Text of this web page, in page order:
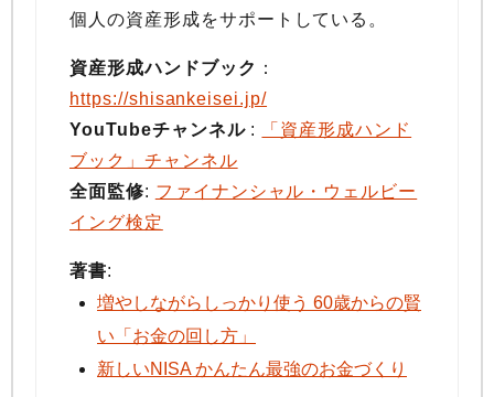
個人の資産形成をサポートしている。
資産形成ハンドブック ：
https://shisankeisei.jp/
YouTubeチャンネル:
「資産形成ハンド
ブック」チャンネル
全面監修: ファイナンシャル・ウェルビー
イング検定
著書:
増やしながらしっかり使う 60歳からの賢
い「お金の回し方」
新しいNISA かんたん最強のお金づくり